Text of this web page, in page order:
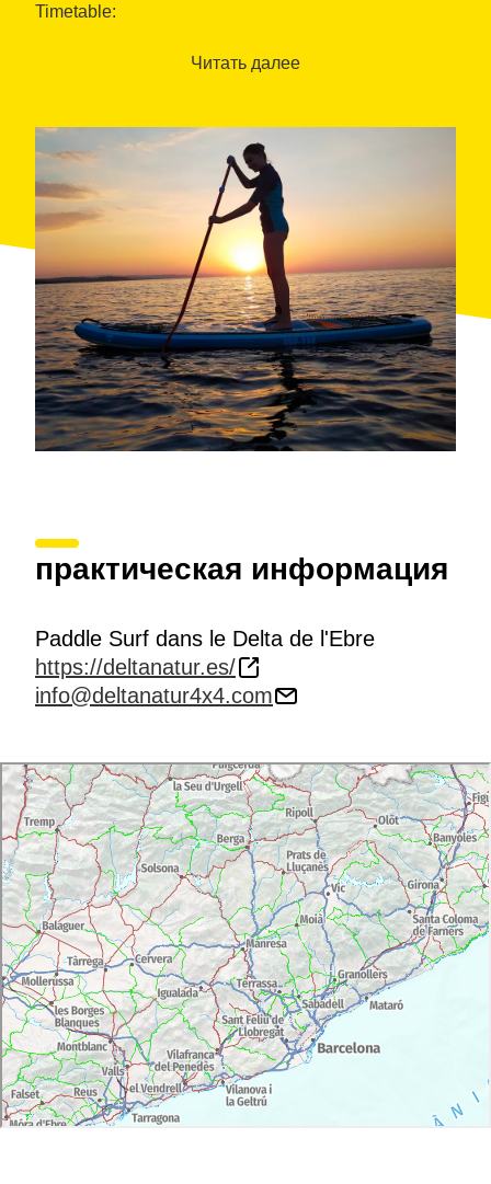
Timetable:
The course starts at 10h. am.
Languages: Catalan, Spanish, English and French
Meeting Point: The experience will be held at the
Nautical School at the Seafront promenade of
Urbanization Riomar. Darwing Beach.
Accessibility: Activity not accessible to people in
wheelchairs or with limited mobility.
Activities for over 13 years. The service is offered to
individuals or small groups (2 to 5 peorsons).
Читать далее
практическая информация
Paddle Surf dans le Delta de l'Ebre
https://deltanatur.es/
info@deltanatur4x4.com